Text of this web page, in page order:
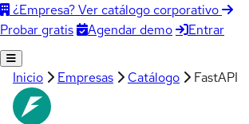
¿Empresa? Ver catálogo corporativo
Probar gratis
Agendar demo Entrar
Inicio Empresas Catálogo FastAPI